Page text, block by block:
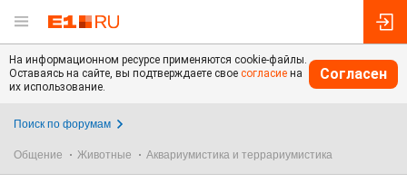
На информационном ресурсе применяются cookie-файлы.
Оставаясь на сайте, вы подтверждаете свое согласие на
их использование.
Согласен
Поиск по форумам
Общение Животные Аквариумистика и террариумистика